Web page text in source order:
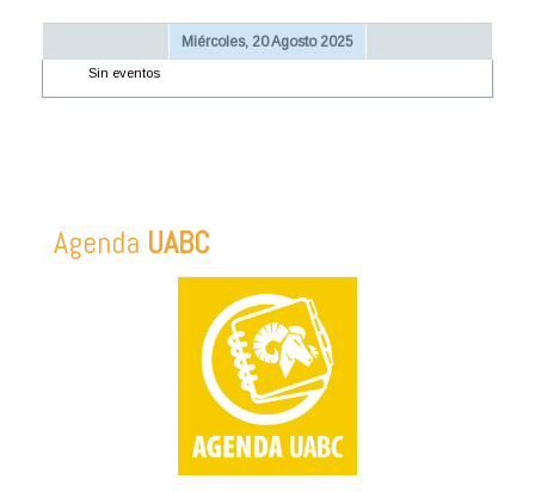
Miércoles, 20 Agosto 2025
Sin eventos
Agenda UABC